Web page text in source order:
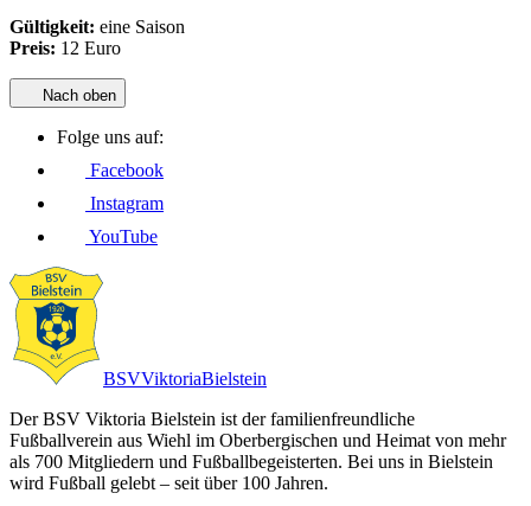
Gültigkeit: eine Saison
Preis: 12 Euro
Nach oben
Folge uns auf:
Facebook
Instagram
YouTube
BSVViktoriaBielstein
Der BSV Viktoria Bielstein ist der familienfreundliche
Fußballverein aus Wiehl im Oberbergischen und Heimat von mehr
als 700 Mitgliedern und Fußballbegeisterten. Bei uns in Bielstein
wird Fußball gelebt – seit über 100 Jahren.